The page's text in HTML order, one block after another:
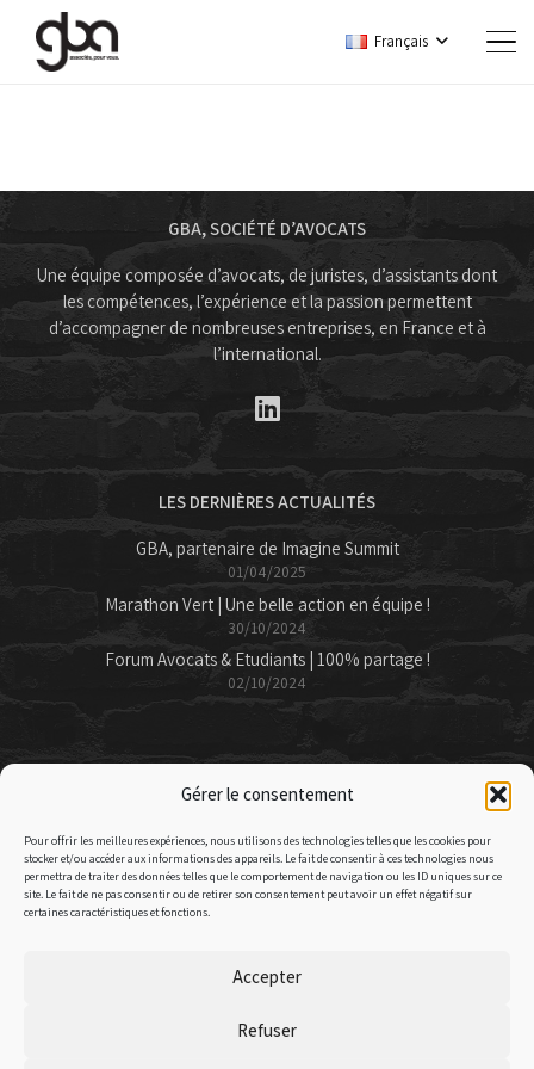
Gérer le consentement
Pour offrir les meilleures expériences, nous utilisons des technologies telles que les cookies pour
stocker et/ou accéder aux informations des appareils. Le fait de consentir à ces technologies nous
permettra de traiter des données telles que le comportement de navigation ou les ID uniques sur ce
site. Le fait de ne pas consentir ou de retirer son consentement peut avoir un effet négatif sur
certaines caractéristiques et fonctions.
Accepter
Refuser
Français
GBA, SOCIÉTÉ D’AVOCATS
Une équipe composée d’avocats, de juristes, d’assistants dont
les compétences, l’expérience et la passion permettent
d’accompagner de nombreuses entreprises, en France et à
l’international.
LES DERNIÈRES ACTUALITÉS
GBA, partenaire de Imagine Summit
01/04/2025
Marathon Vert | Une belle action en équipe !
30/10/2024
Forum Avocats & Etudiants | 100% partage !
02/10/2024
email gba@gba-avocats.com
location_on 24 Mail François Mitterrand – 35000 Rennes
2 Place Gailleton – 69002 lyon